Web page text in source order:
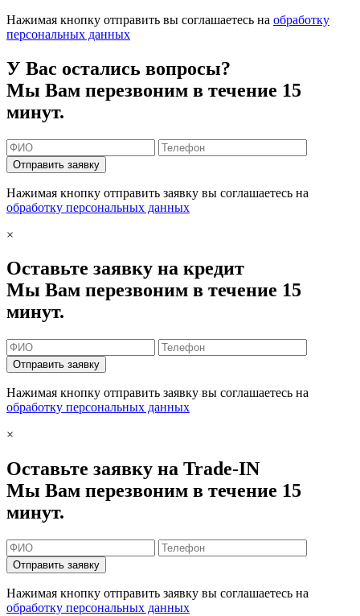
Нажимая кнопку отправить вы соглашаетесь на обработку
персональных данных
У Вас остались вопросы?
Мы Вам перезвоним в течение 15
минут.
Отправить заявку
Нажимая кнопку отправить заявку вы соглашаетесь на
обработку персональных данных
×
Оставьте заявку на кредит
Мы Вам перезвоним в течение 15
минут.
Отправить заявку
Нажимая кнопку отправить заявку вы соглашаетесь на
обработку персональных данных
×
Оставьте заявку на Trade-IN
Мы Вам перезвоним в течение 15
минут.
Отправить заявку
Нажимая кнопку отправить заявку вы соглашаетесь на
обработку персональных данных